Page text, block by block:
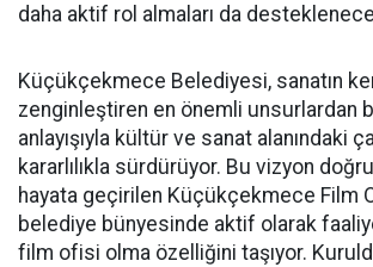
daha aktif rol almaları da
Küçükçekmece Belediyesi, sanatın
zenginleştiren en önemli unsurlardan
anlayışıyla kültür ve sanat alanındaki
kararlılıkla sürdürüyor. Bu vizyon
hayata geçirilen Küçükçekmece Film
belediye bünyesinde aktif olarak
film ofisi olma özelliğini taşıyor.